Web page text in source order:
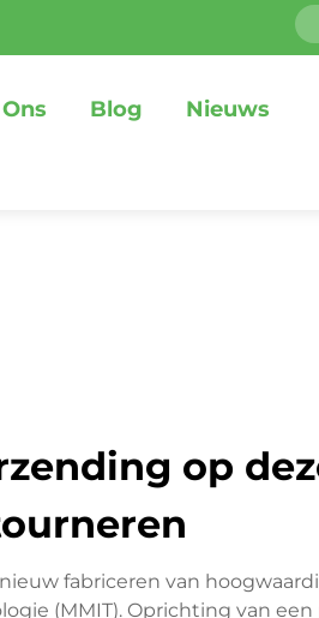
Blog Nieuws
op
fabriceren van
(MMIT). Oprichting van een